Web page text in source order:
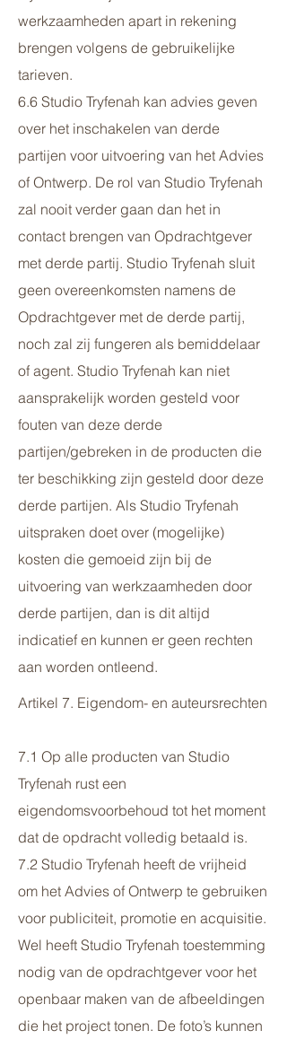
werkzaamheden apart in rekening
brengen volgens de gebruikelijke
tarieven.
6.6 Studio Tryfenah kan advies geven
over het inschakelen van derde
partijen voor uitvoering van het Advies
of Ontwerp. De rol van Studio Tryfenah
zal nooit verder gaan dan het in
contact brengen van Opdrachtgever
met derde partij. Studio Tryfenah sluit
geen overeenkomsten namens de
Opdrachtgever met de derde partij,
noch zal zij fungeren als bemiddelaar
of agent. Studio Tryfenah kan niet
aansprakelijk worden gesteld voor
fouten van deze derde
partijen/gebreken in de producten die
ter beschikking zijn gesteld door deze
derde partijen. Als Studio Tryfenah
uitspraken doet over (mogelijke)
kosten die gemoeid zijn bij de
uitvoering van werkzaamheden door
derde partijen, dan is dit altijd
indicatief en kunnen er geen rechten
aan worden ontleend.
Artikel 7. Eigendom- en auteursrechten
7.1 Op alle producten van Studio
Tryfenah rust een
eigendomsvoorbehoud tot het moment
dat de opdracht volledig betaald is.
7.2 Studio Tryfenah heeft de vrijheid
om het Advies of Ontwerp te gebruiken
voor publiciteit, promotie en acquisitie.
Wel heeft Studio Tryfenah toestemming
nodig van de opdrachtgever voor het
openbaar maken van de afbeeldingen
die het project tonen. De foto’s kunnen